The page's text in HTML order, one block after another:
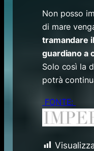
Non posso
di mare
tramandare
guardiano a
Solo così la
potrà
FONTE: